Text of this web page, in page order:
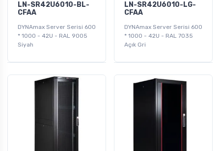
LN-SR42U6010-BL-
CFAA
DYNAmax Server Serisi 600
* 1000 - 42U - RAL 9005
Siyah
LN-SR42U6010-LG-
CFAA
DYNAmax Server Serisi 600
* 1000 - 42U - RAL 7035
Açık Gri